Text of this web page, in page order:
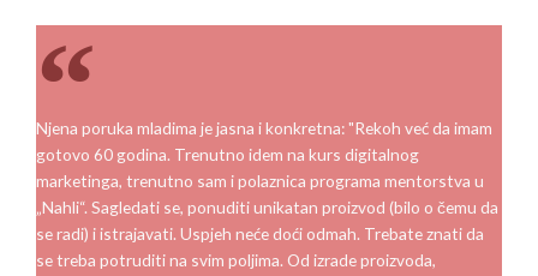
Njena poruka mladima je jasna i konkretna: "Rekoh već da imam
gotovo 60 godina. Trenutno idem na kurs digitalnog
marketinga, trenutno sam i polaznica programa mentorstva u
„Nahli“. Sagledati se, ponuditi unikatan proizvod (bilo o čemu da
se radi) i istrajavati. Uspjeh neće doći odmah. Trebate znati da
se treba potruditi na svim poljima. Od izrade proizvoda,